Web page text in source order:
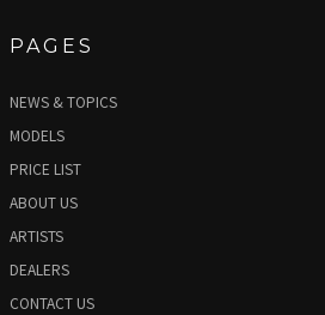
PAGES
NEWS & TOPICS
MODELS
PRICE LIST
ABOUT US
ARTISTS
DEALERS
CONTACT US